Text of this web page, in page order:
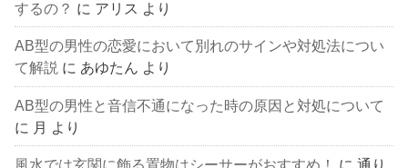
するの？ に アリス より
AB型の男性の恋愛において別れのサインや対処法につい
て解説 に あゆたん より
AB型の男性と音信不通になった時の原因と対処について
に 月 より
風水では玄関に飾る置物はシーサーがおすすめ！ に通り